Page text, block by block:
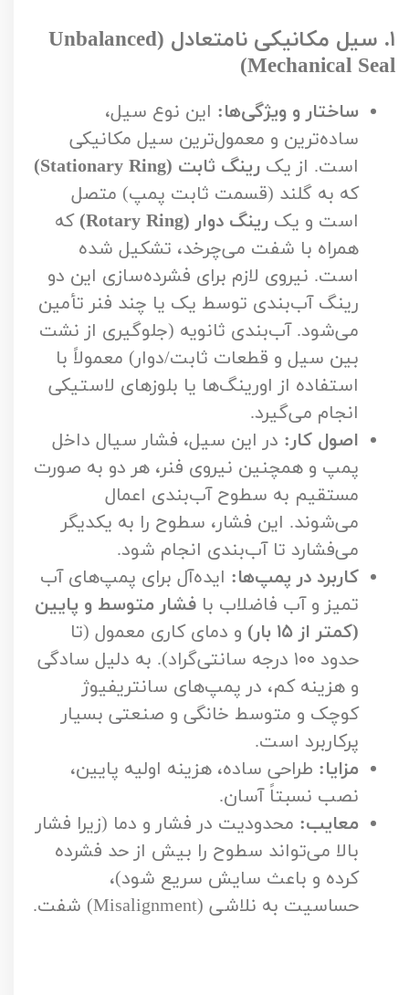
۱. سیل مکانیکی نامتعادل (Unbalanced
Mechanical Seal)
ساختار و ویژگی‌ها: این نوع سیل،
ساده‌ترین و معمول‌ترین سیل مکانیکی
است. از یک رینگ ثابت (Stationary Ring)
که به گلند (قسمت ثابت پمپ) متصل
است و یک رینگ دوار (Rotary Ring)
که
همراه با شفت می‌چرخد، تشکیل شده
است. نیروی لازم برای فشرده‌سازی این دو
رینگ آب‌بندی توسط یک یا چند فنر تأمین
می‌شود. آب‌بندی ثانویه (جلوگیری از نشت
بین سیل و قطعات ثابت/دوار) معمولاً با
استفاده از اورینگ‌ها یا بلوزهای لاستیکی
انجام می‌گیرد.
اصول کار: در این سیل، فشار سیال داخل
پمپ و همچنین نیروی فنر، هر دو به صورت
مستقیم به سطوح آب‌بندی اعمال
می‌شوند. این فشار، سطوح را به یکدیگر
می‌فشارد تا آب‌بندی انجام شود.
کاربرد در پمپ‌ها: ایده‌آل برای پمپ‌های آب
تمیز و آب فاضلاب با فشار متوسط و پایین
(کمتر از ۱۵ بار)
و دمای کاری معمول (تا
حدود ۱۰۰ درجه سانتی‌گراد). به دلیل سادگی
و هزینه کم، در پمپ‌های سانتریفیوژ
کوچک و متوسط خانگی و صنعتی بسیار
پرکاربرد است.
مزایا: طراحی ساده، هزینه اولیه پایین،
نصب نسبتاً آسان.
معایب: محدودیت در فشار و دما (زیرا فشار
بالا می‌تواند سطوح را بیش از حد فشرده
کرده و باعث سایش سریع شود)،
حساسیت به نلاشی (Misalignment) شفت.